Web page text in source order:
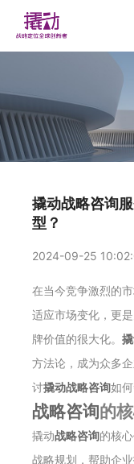
撬动战略咨询
型？
2024-09-25
在当今竞争激烈的
适应市场变化，更
牌价值的很大化。
方法论，成为众多
讨撬动战略咨询如
战略咨询的
撬动战略咨询的核
战略规划，帮助企